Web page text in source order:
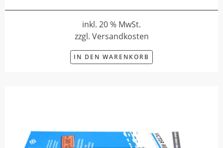
inkl. 20 % MwSt.
zzgl. Versandkosten
IN DEN WARENKORB